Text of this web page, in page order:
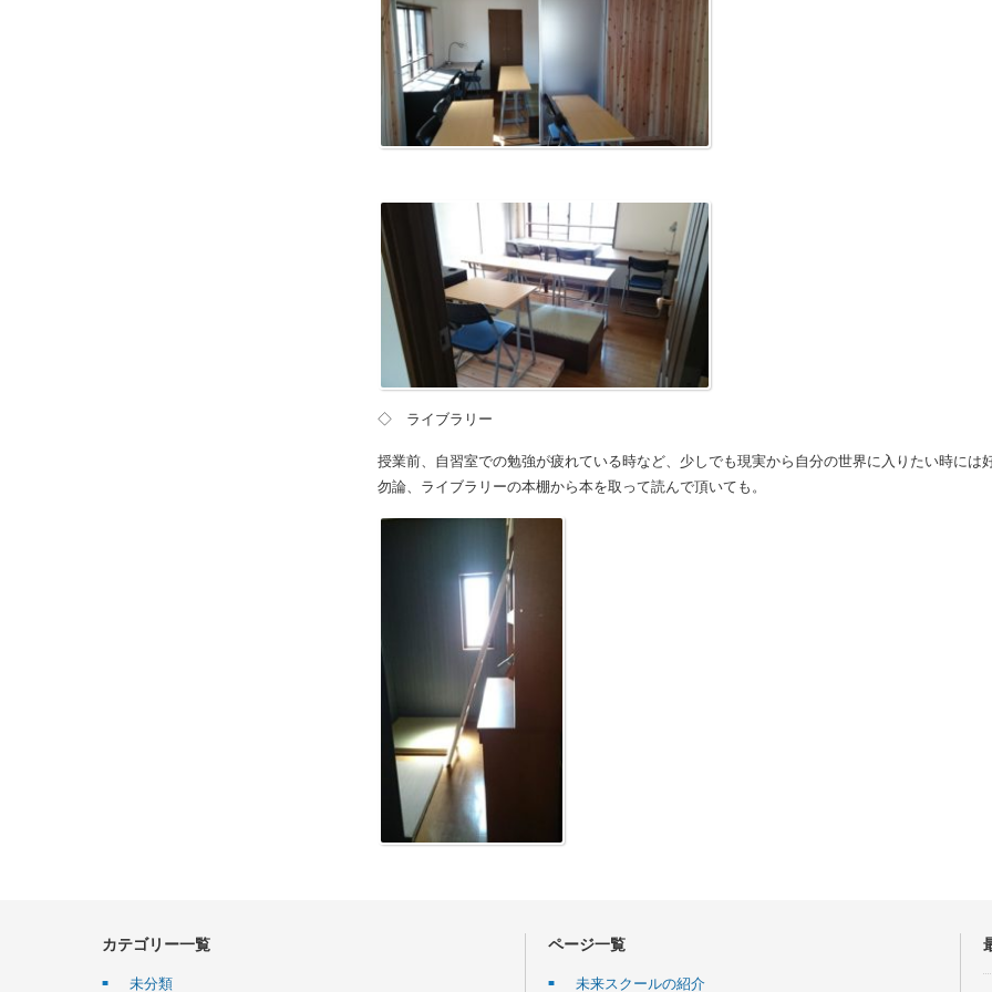
◇ ライブラリー
授業前、自習室での勉強が疲れている時など、少しでも現実から自分の世界に入りたい時には
勿論、ライブラリーの本棚から本を取って読んで頂いても。
カテゴリー一覧
未分類
ページ一覧
未来スクールの紹介